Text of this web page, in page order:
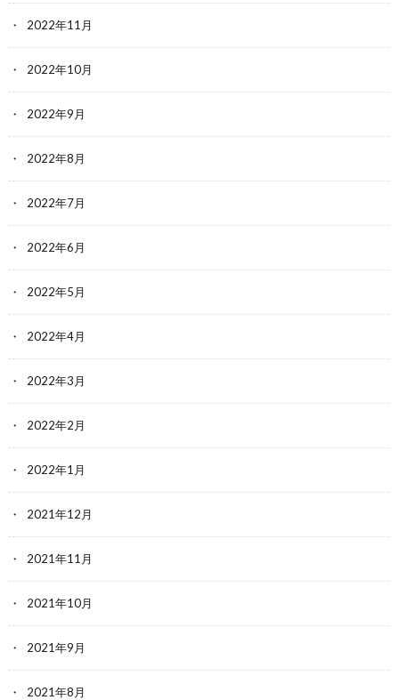
2022年11月
2022年10月
2022年9月
2022年8月
2022年7月
2022年6月
2022年5月
2022年4月
2022年3月
2022年2月
2022年1月
2021年12月
2021年11月
2021年10月
2021年9月
2021年8月